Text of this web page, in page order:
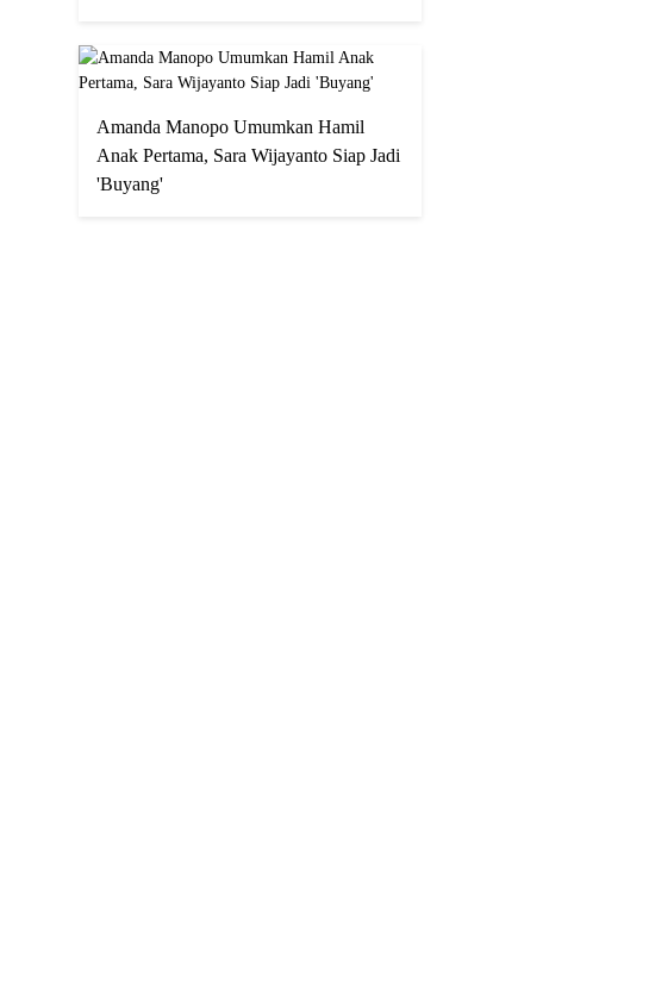
Amanda Manopo Umumkan Hamil
Anak Pertama, Sara Wijayanto Siap Jadi
'Buyang'